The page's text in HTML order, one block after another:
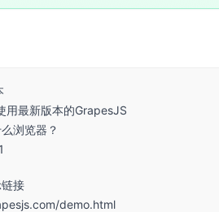
用最新版本的GrapesJS
浏览器？
接
demo.html